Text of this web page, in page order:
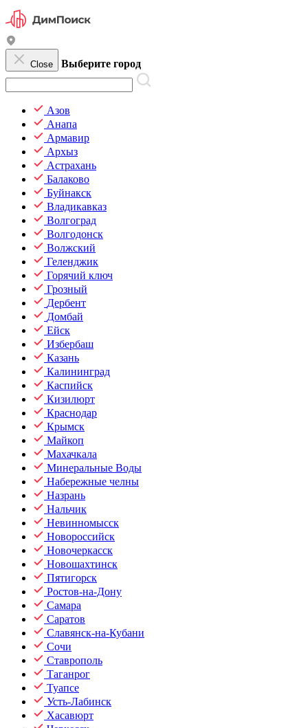
Close Выберите город
Азов
Анапа
Армавир
Архыз
Астрахань
Балаково
Буйнакск
Владикавказ
Волгоград
Волгодонск
Волжский
Геленджик
Горячий ключ
Грозный
Дербент
Домбай
Ейск
Избербаш
Казань
Калининград
Каспийск
Кизилюрт
Краснодар
Крымск
Майкоп
Махачкала
Минеральные Воды
Набережные челны
Назрань
Нальчик
Невинномысск
Новороссийск
Новочеркасск
Новошахтинск
Пятигорск
Ростов-на-Дону
Самара
Саратов
Славянск-на-Кубани
Сочи
Ставрополь
Таганрог
Туапсе
Усть-Лабинск
Хасавюрт